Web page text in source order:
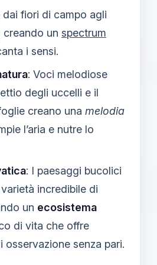
dai fiori di campo agli
creando un spectrum
i sensi.
: Voci melodiose
degli uccelli e il
creano una melodia
l’aria e nutre lo
: I paesaggi bucolici
incredibile di
un ecosistema
di vita che offre
osservazione senza pari.